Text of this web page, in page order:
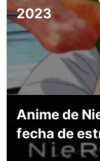
2023
Anime de
fecha de